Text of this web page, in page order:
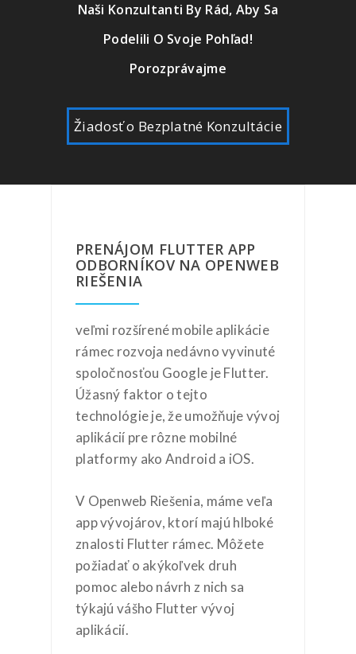
Naši Konzultanti By Rád, Aby Sa
Podelili O Svoje Pohľad!
Porozprávajme
Žiadosť o Bezplatné Konzultácie
PRENÁJOM FLUTTER APP
ODBORNÍKOV NA OPENWEB
RIEŠENIA
veľmi rozšírené mobile aplikácie
rámec rozvoja nedávno vyvinuté
spoločnosťou Google je Flutter.
Úžasný faktor o tejto
technológie je, že umožňuje vývoj
aplikácií pre rôzne mobilné
platformy ako Android a iOS.
V Openweb Riešenia, máme veľa
app vývojárov, ktorí majú hlboké
znalosti Flutter rámec. Môžete
požiadať o akýkoľvek druh
pomoc alebo návrh z nich sa
týkajú vášho Flutter vývoj
aplikácií.